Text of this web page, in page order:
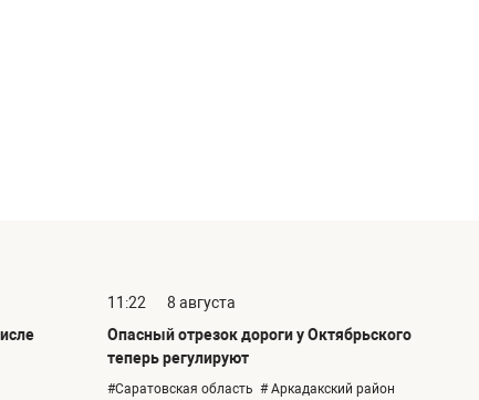
11:22
8 августа
Опасный отрезок дороги у Октябрьского
теперь регулируют
#Саратовская область # Аркадакский район